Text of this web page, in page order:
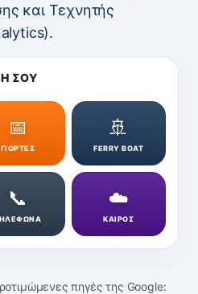
και Τεχνητής
ΣΟΥ
📅
ΓΙΟΡΤΕΣ
🚢
FERRY BOAT
📞 ☁️
ΚΑΙΡΟΣ
πηγές της Google: